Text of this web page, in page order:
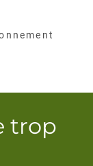
trop